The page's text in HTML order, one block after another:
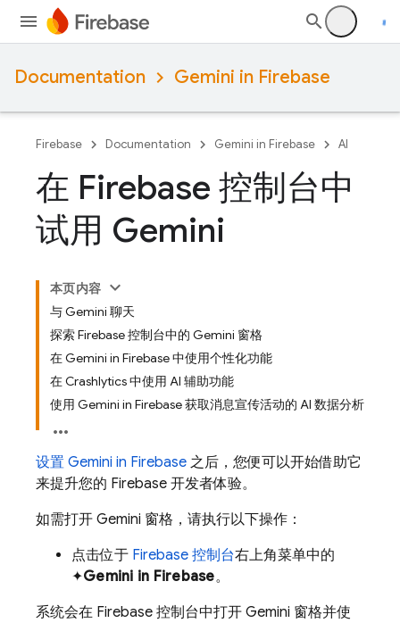
Documentation Gemini in Firebase
Firebase Documentation Gemini in Firebase AI
在 Firebase 控制台中
试用 Gemini
本页内容
与 Gemini 聊天
探索 Firebase 控制台中的 Gemini 窗格
在 Gemini in Firebase 中使用个性化功能
在 Crashlytics 中使用 AI 辅助功能
使用 Gemini in Firebase 获取消息宣传活动的 AI 数据分析
设置 Gemini in Firebase 之后，您便可以开始借助它
来提升您的 Firebase 开发者体验。
如需打开 Gemini 窗格，请执行以下操作：
点击位于 Firebase 控制台右上角菜单中的
✦Gemini in Firebase。
系统会在 Firebase 控制台中打开 Gemini 窗格并使